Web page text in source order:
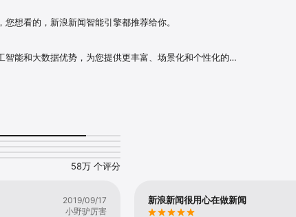
想看的，新浪新闻智能引擎都推荐给你。
能和大数据优势，为您提供更丰富、场景化和个性化的
闻与热点事件全貌。 58万 个评分
2019/09/17
小野驴厉害
新浪新闻很用心在做新闻